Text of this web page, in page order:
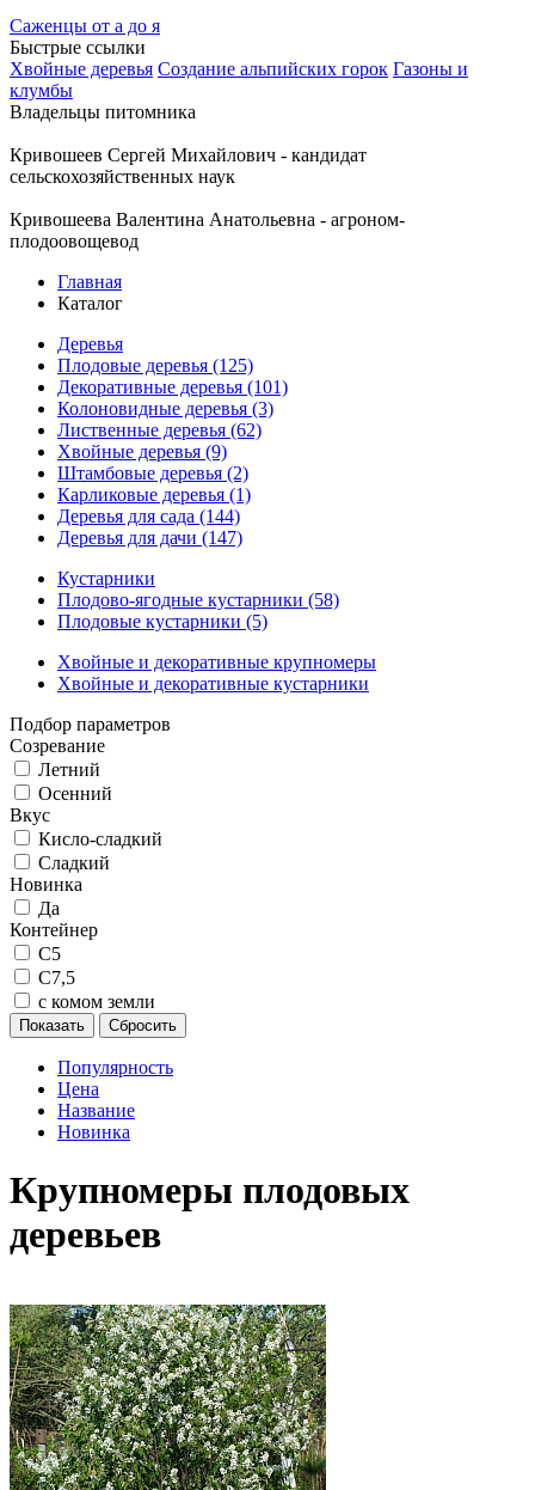
Саженцы от а до я
Быстрые ссылки
Хвойные деревья Создание альпийских горок Газоны и
клумбы
Владельцы питомника
Кривошеев Сергей Михайлович - кандидат
сельскохозяйственных наук
Кривошеева Валентина Анатольевна - агроном-
плодоовощевод
Главная
Каталог
Деревья
Плодовые деревья (125)
Декоративные деревья (101)
Колоновидные деревья (3)
Лиственные деревья (62)
Хвойные деревья (9)
Штамбовые деревья (2)
Карликовые деревья (1)
Деревья для сада (144)
Деревья для дачи (147)
Кустарники
Плодово-ягодные кустарники (58)
Плодовые кустарники (5)
Хвойные и декоративные крупномеры
Хвойные и декоративные кустарники
Подбор параметров
Созревание
Летний
Осенний
Вкус
Кисло-сладкий
Сладкий
Новинка
Да
Контейнер
C5
C7,5
с комом земли
Показать Сбросить
Популярность
Цена
Название
Новинка
Крупномеры плодовых
деревьев